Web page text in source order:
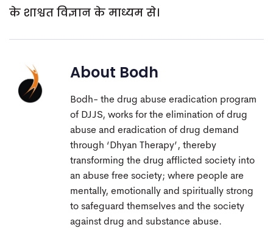
के शाश्वत विज्ञान के माध्यम से।
About Bodh
Bodh- the drug abuse eradication program
of DJJS, works for the elimination of drug
abuse and eradication of drug demand
through ‘Dhyan Therapy’, thereby
transforming the drug afflicted society into
an abuse free society; where people are
mentally, emotionally and spiritually strong
to safeguard themselves and the society
against drug and substance abuse.